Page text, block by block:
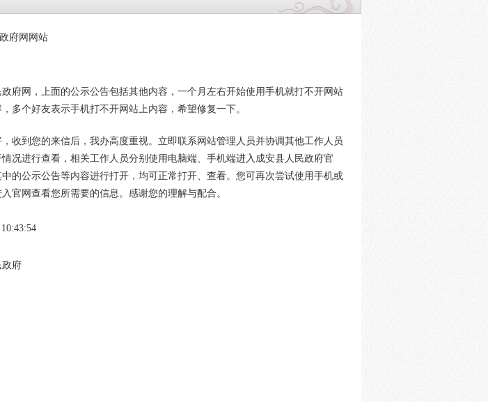
府网网站
政府网，上面的公示公告包括其他内容，一个月左右开始使用手机就打不开网站
多个好友表示手机打不开网站上内容，希望修复一下。
收到您的来信后，我办高度重视。立即联系网站管理人员并协调其他工作人员
况进行查看，相关工作人员分别使用电脑端、手机端进入成安县人民政府官
中的公示公告等内容进行打开，均可正常打开、查看。您可再次尝试使用手机或
官网查看您所需要的信息。感谢您的理解与配合。
政府